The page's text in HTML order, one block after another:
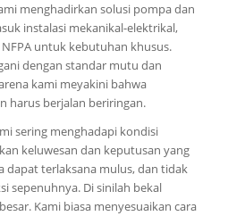
menghadirkan solusi pompa dan
instalasi mekanikal-elektrikal,
untuk kebutuhan khusus.
dengan standar mutu dan
kami meyakini bahwa
harus berjalan beriringan.
sering menghadapi kondisi
keluwesan dan keputusan yang
dapat terlaksana mulus, dan tidak
sepenuhnya. Di sinilah bekal
Kami biasa menyesuaikan cara